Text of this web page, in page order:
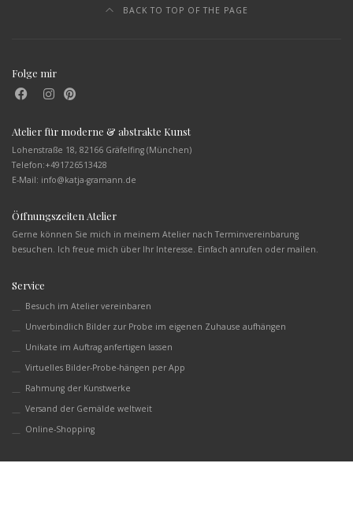
BACK TO TOP OF THE PAGE
Folge mir
Atelier für moderne & abstrakte Kunst
Lohenstraße 18, 82166 Gräfelfing (München)
Telefon:+491726513428
E-Mail: info@katja-gramann.de
Öffnungszeiten Atelier
Gerne können Sie mich in meinem Atelier nach Terminvereinbarung
besuchen. Ich freue mich über Ihr Interesse. Einfach anrufen oder mailen.
Service
Besuch im Atelier vereinbaren
Unverbindlich Bilder zur Probe im eigenen Zuhause aufhängen
Unikate im Auftrag anfertigen lassen
Virtuelles Bilder-Probe-hängen per App
Rahmung der Kunstwerke
Versand der Gemälde weltweit
Online-Shopping